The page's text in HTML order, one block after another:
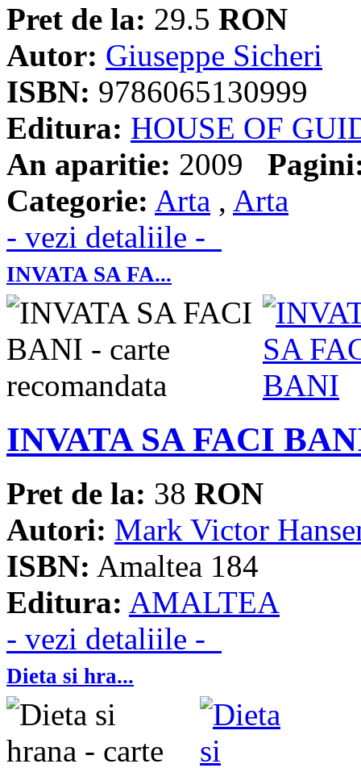
Pret de la: 29.5 RON
Autor: Giuseppe Sicheri
ISBN: 9786065130999
Editura: HOUSE OF
An aparitie: 2009
Categorie: Arta , Arta
- vezi detaliile -
INVATA SA FA...
INVATA SA FACI
Pret de la: 38 RON
Autori: Mark Victor
ISBN: Amaltea 184
Editura: AMALTEA
- vezi detaliile -
Dieta si hra...